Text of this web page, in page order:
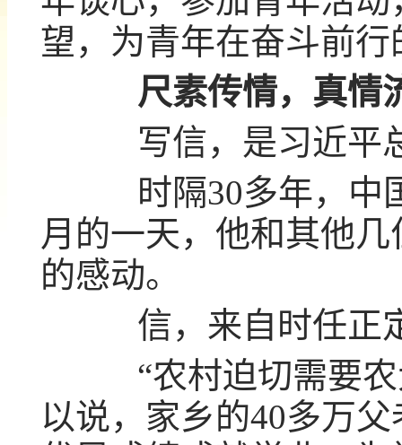
望，为青年在奋斗前
尺素传情，真情
写信，是习近平总
时隔30多年，中国
月的一天，他和其他
的感动。
信，来自时任正
“农村迫切需要农
以说，家乡的40多万